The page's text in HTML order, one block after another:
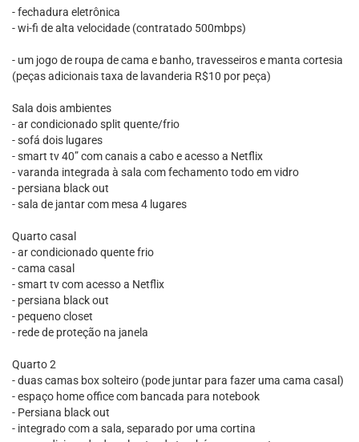
- fechadura eletrônica
- wi-fi de alta velocidade (contratado 500mbps)
- um jogo de roupa de cama e banho, travesseiros e manta cortesia
(peças adicionais taxa de lavanderia R$10 por peça)
Sala dois ambientes
- ar condicionado split quente/frio
- sofá dois lugares
- smart tv 40” com canais a cabo e acesso a Netflix
- varanda integrada à sala com fechamento todo em vidro
- persiana black out
- sala de jantar com mesa 4 lugares
Quarto casal
- ar condicionado quente frio
- cama casal
- smart tv com acesso a Netflix
- persiana black out
- pequeno closet
- rede de proteção na janela
Quarto 2
- duas camas box solteiro (pode juntar para fazer uma cama casal)
- espaço home office com bancada para notebook
- Persiana black out
- integrado com a sala, separado por uma cortina